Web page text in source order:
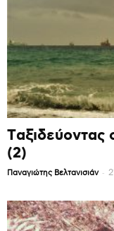
Ταξιδεύοντας
(2)
Παναγιώτης Βελτανισιάν -